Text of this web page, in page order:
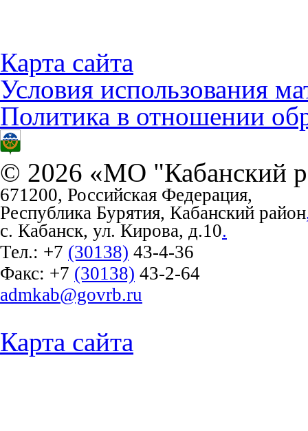
Карта сайта
Условия использования
Политика в отношении
© 2026 «МО "Кабанский
671200, Российская Федерация,
Республика Бурятия, Кабанский район
с. Кабанск, ул. Кирова, д.10.
Тел.: +7 (30138) 43-4-36
Факс: +7 (30138) 43-2-64
admkab@govrb.ru
Карта сайта